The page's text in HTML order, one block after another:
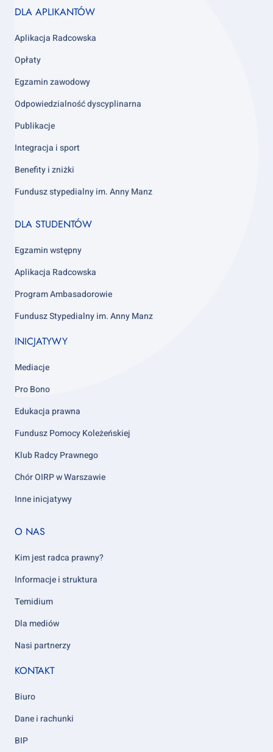
Footer
3
DLA APLIKANTÓW
Aplikacja Radcowska
Opłaty
Egzamin zawodowy
Odpowiedzialność dyscyplinarna
Publikacje
Integracja i sport
Benefity i zniżki
Fundusz stypedialny im. Anny Manz
Footer
4
DLA STUDENTÓW
Egzamin wstępny
Aplikacja Radcowska
Program Ambasadorowie
Fundusz Stypedialny im. Anny Manz
INICJATYWY
Mediacje
Pro Bono
Edukacja prawna
Fundusz Pomocy Koleżeńskiej
Klub Radcy Prawnego
Chór OIRP w Warszawie
Inne inicjatywy
Footer
5
O NAS
Kim jest radca prawny?
Informacje i struktura
Temidium
Dla mediów
Nasi partnerzy
KONTAKT
Biuro
Dane i rachunki
BIP